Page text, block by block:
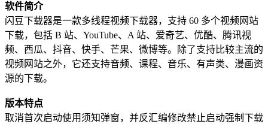
软件简介
闪豆下载器是一款多线程视频下载器，支持 60 多个视频网站
下载，包括 B 站、YouTube、A 站、爱奇艺、优酷、腾讯视
频、西瓜、抖音、快手、芒果、微博等。除了支持比较主流的
视频网站之外，它还支持音频、课程、音乐、有声类、漫画资
源的下载。
版本特点
取消首次启动使用须知弹窗，并反汇编修改禁止启动强制下载